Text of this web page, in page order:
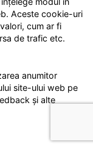
Aceste cookie-uri
cum ar fi
de trafic etc.
anumitor
site-ului web pe
și alte